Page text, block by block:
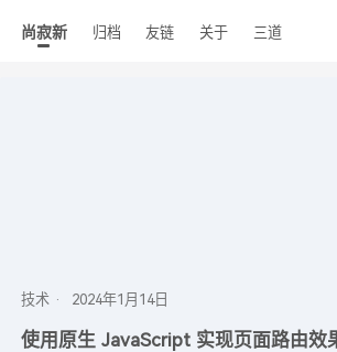
尚寂新 归档 友链 关于 三道
技术
使用原生 JavaScript 实现页面路由效